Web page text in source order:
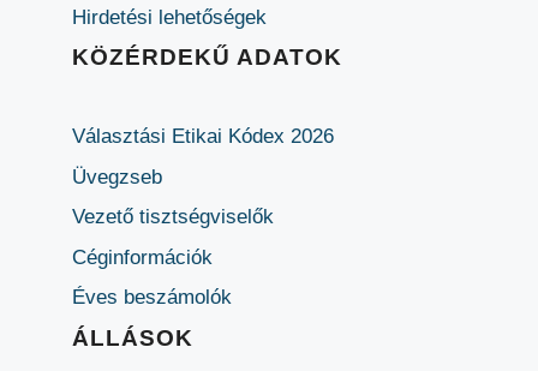
Hirdetési lehetőségek
KÖZÉRDEKŰ ADATOK
Választási Etikai Kódex 2026
Üvegzseb
Vezető tisztségviselők
Céginformációk
Éves beszámolók
ÁLLÁSOK